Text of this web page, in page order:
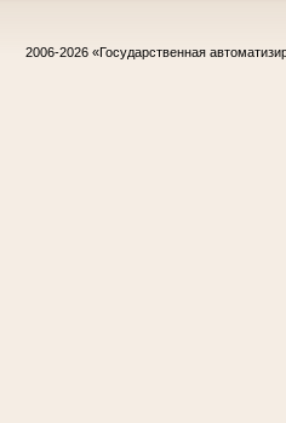
2006-2026 «Государственная